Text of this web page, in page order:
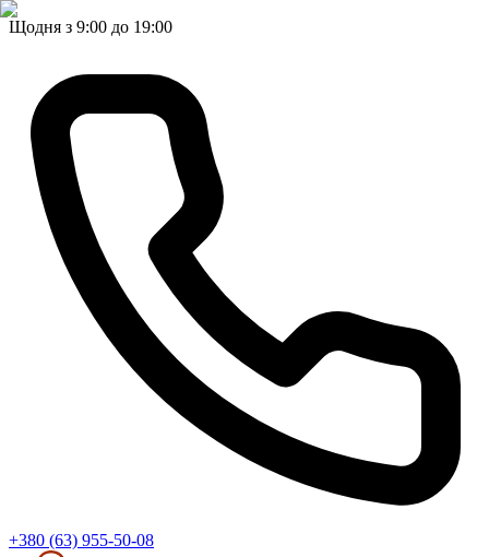
Щодня з 9:00 до 19:00
+380 (63) 955-50-08